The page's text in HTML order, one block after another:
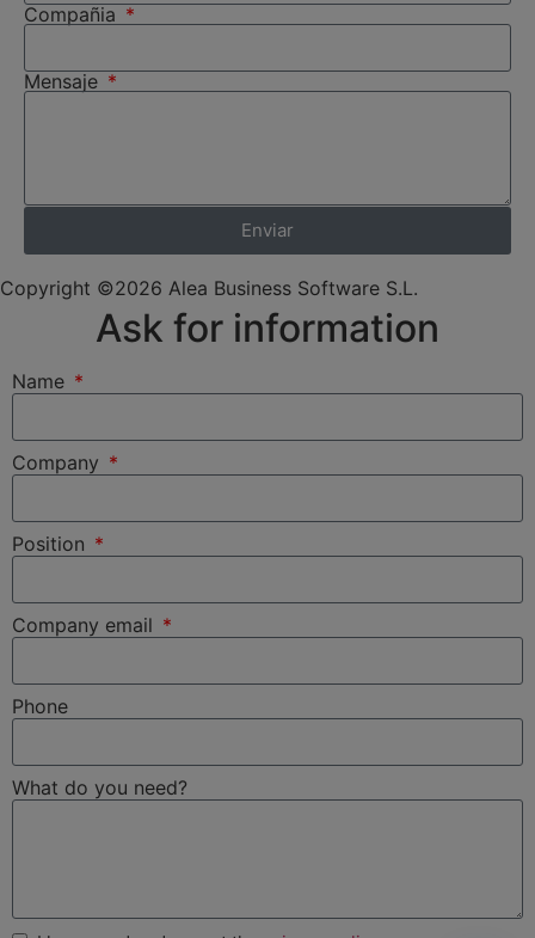
Compañia
Mensaje
Enviar
Copyright ©2026 Alea Business Software S.L.
Ask for information
Name
Company
Position
Company email
Phone
What do you need?